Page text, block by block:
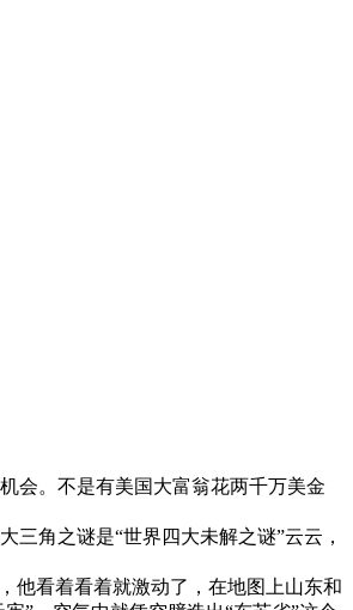
会。不是有美国大富翁花两千万美金
角之谜是“世界四大未解之谜”云云，
他看着看着就激动了，在地图上山东和